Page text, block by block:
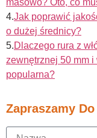
4.Jak poprawić
o dużej średnicy?
5.Dlaczego rura z
zewnętrznej 50 mm
popularna?
Zapraszamy